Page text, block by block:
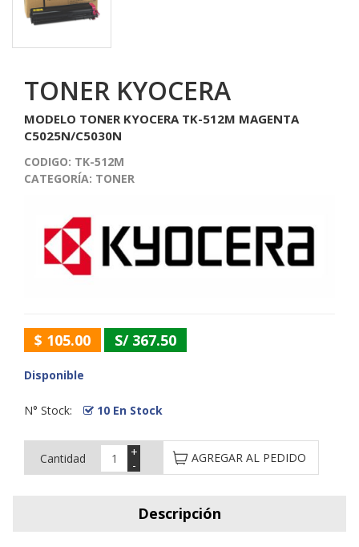
TONER KYOCERA
MODELO TONER KYOCERA TK-512M MAGENTA
C5025N/C5030N
CODIGO: TK-512M
CATEGORÍA: TONER
$ 105.00 S/ 367.50
Disponible
N° Stock: 10 En Stock
Cantidad -
+ AGREGAR AL PEDIDO
Descripción